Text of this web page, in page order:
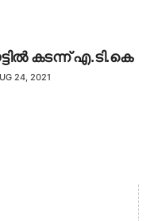
കടന്ന് എ.ടി.കെ
24, 2021